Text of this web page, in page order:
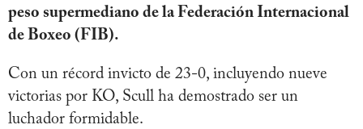
peso supermediano de la Federación Internacional
de Boxeo (FIB).
Con un récord invicto de 23-0, incluyendo nueve
victorias por KO, Scull ha demostrado ser un
luchador formidable.